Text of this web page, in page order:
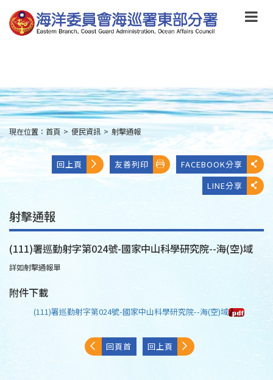
到
主
要
main
content
:::
現在位置： 首頁 > 便民資訊 > 射擊通報
回上頁 友善列印
FACEBOOK分享
LINE分享
射擊通報
(111)署巡勤射字第024號-國家中山科學研究院--海(空)域
詳如射擊通報單
附件下載
(111)署巡勤射字第024號-國家中山科學研究院--海(空)域
回頁首 回上頁